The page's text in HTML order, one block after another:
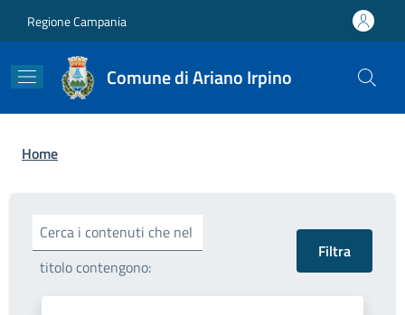
Regione Campania
Comune di Ariano Irpino
Briciole di pane
Home
Cerca i contenuti che nel
titolo contengono: